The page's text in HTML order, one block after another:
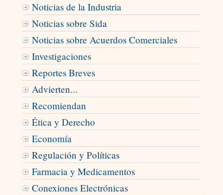
Noticias de la Industria
Noticias sobre Sida
Noticias sobre Acuerdos Comerciales
Investigaciones
Reportes Breves
Advierten...
Recomiendan
Ética y Derecho
Economí­a
Regulación y Políticas
Farmacia y Medicamentos
Conexiones Electrónicas